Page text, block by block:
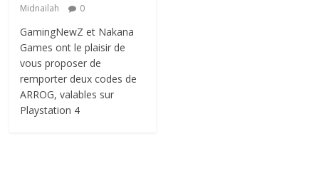
Midnailah
0
GamingNewZ et Nakana
Games ont le plaisir de
vous proposer de
remporter deux codes de
ARROG, valables sur
Playstation 4